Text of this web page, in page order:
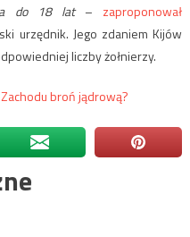
do 18 lat– zaproponował
urzędnik. Jego zdaniem Kijów
liczby żołnierzy.
broń jądrową?